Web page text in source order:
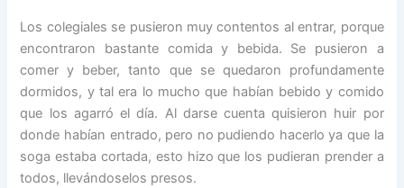
Los colegiales se pusieron muy contentos al entrar, porque
encontraron bastante comida y bebida. Se pusieron a
comer y beber, tanto que se quedaron profundamente
dormidos, y tal era lo mucho que habían bebido y comido
que los agarró el día. Al darse cuenta quisieron huir por
donde habían entrado, pero no pudiendo hacerlo ya que la
soga estaba cortada, esto hizo que los pudieran prender a
todos, llevándoselos presos.